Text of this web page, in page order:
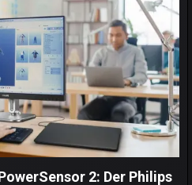
2: Der Philips